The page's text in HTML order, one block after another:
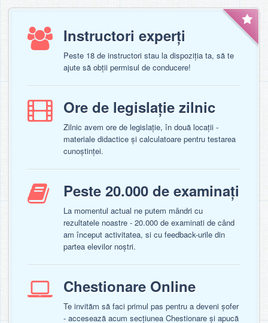
Instructori experți
Peste 18 de instructori stau la dispoziția ta, să te
ajute să obții permisul de conducere!
Ore de legislație zilnic
Zilnic avem ore de legislație, în două locații -
materiale didactice și calculatoare pentru testarea
cunoștinței.
Peste 20.000 de examinați
La momentul actual ne putem mândri cu
rezultatele noastre - 20.000 de examinati de când
am început activitatea, si cu feedback-urile din
partea elevilor noștri.
Chestionare Online
Te invităm să faci primul pas pentru a deveni șofer
- accesează acum secțiunea Chestionare și apucă